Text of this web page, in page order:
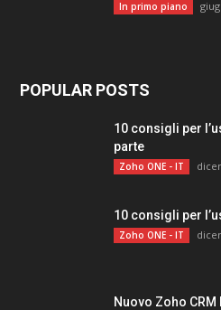
In primo piano
POPULAR POSTS
10 consigli per
parte
Zoho ONE - IT
10 consigli per
Zoho ONE - IT
Nuovo Zoho